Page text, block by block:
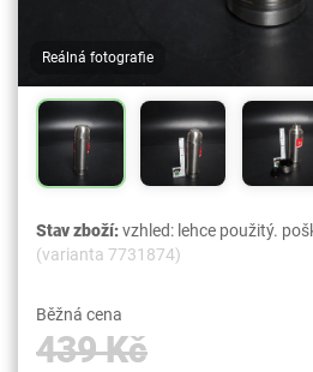
Reálná fotografie
Stav zboží:vzhled: lehce použitý.
(varianta 7731874)
Běžná cena
439 Kč